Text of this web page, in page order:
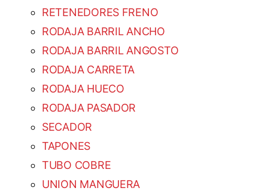
RETENEDORES FRENO
RODAJA BARRIL ANCHO
RODAJA BARRIL ANGOSTO
RODAJA CARRETA
RODAJA HUECO
RODAJA PASADOR
SECADOR
TAPONES
TUBO COBRE
UNION MANGUERA